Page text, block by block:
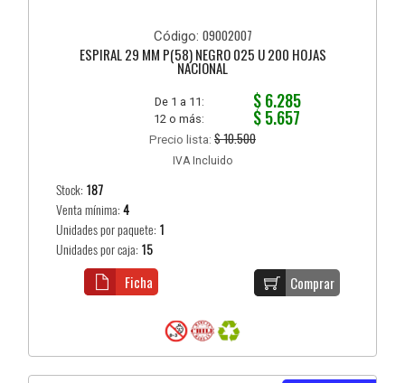
Código: 09002007
ESPIRAL 29 MM P(58) NEGRO 025 U 200 HOJAS
NACIONAL
De 1 a 11: $ 6.285
12 o más: $ 5.657
Precio lista: $ 10.500
IVA Incluido
Stock: 187
Venta mínima:4
Unidades por paquete: 1
Unidades por caja: 15
Comprar
Ficha